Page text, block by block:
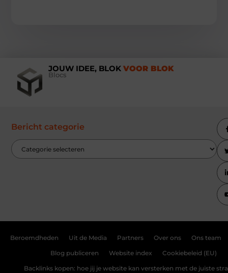
JOUW IDEE, BLOK VOOR BLOK
Blocs
Bericht categorie
Beroemdheden Uit de Media Partners Over ons Ons team
Blog publiceren Website index Cookiebeleid (EU)
Backlinks kopen: hoe jij je website kan versterken met de juiste